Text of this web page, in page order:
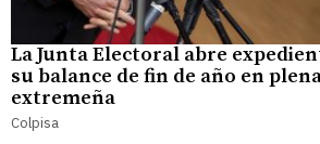
La Junta Electoral abre
su balance de fin de año en
extremeña
Colpisa